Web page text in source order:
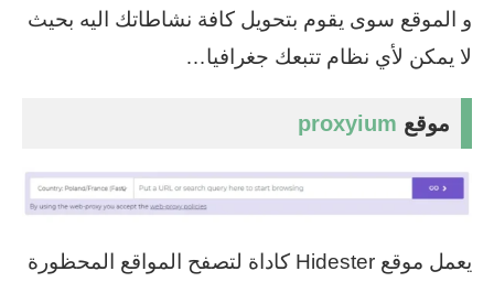
و الموقع سوى يقوم بتحويل كافة نشاطاتك اليه بحيث
لا يمكن لأي نظام تتبعك جغرافيا…
موقع proxyium
يعمل موقع Hidester كاداة لتصفح المواقع المحظورة